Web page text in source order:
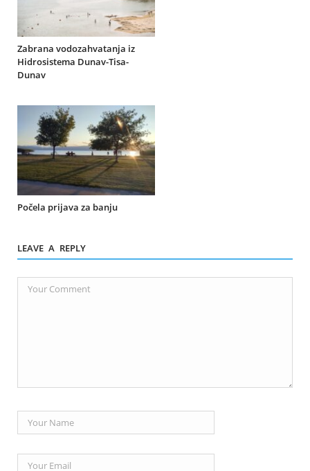
Zabrana vodozahvatanja iz
Hidrosistema Dunav-Tisa-
Dunav
Počela prijava za banju
LEAVE A REPLY